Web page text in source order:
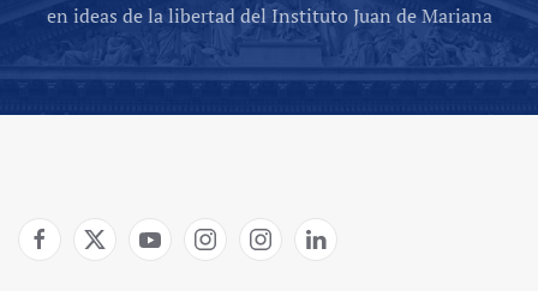
en ideas de la libertad del Instituto Juan de Mariana